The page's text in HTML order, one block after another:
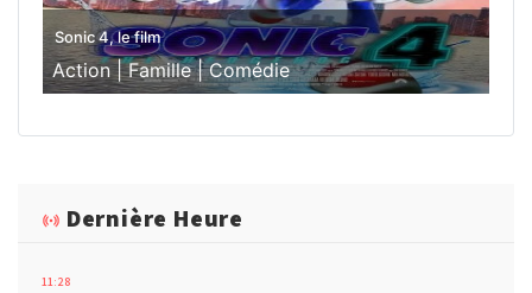
Sonic 4, le film
Action |Famille |Comédie
Dernière Heure
11:28